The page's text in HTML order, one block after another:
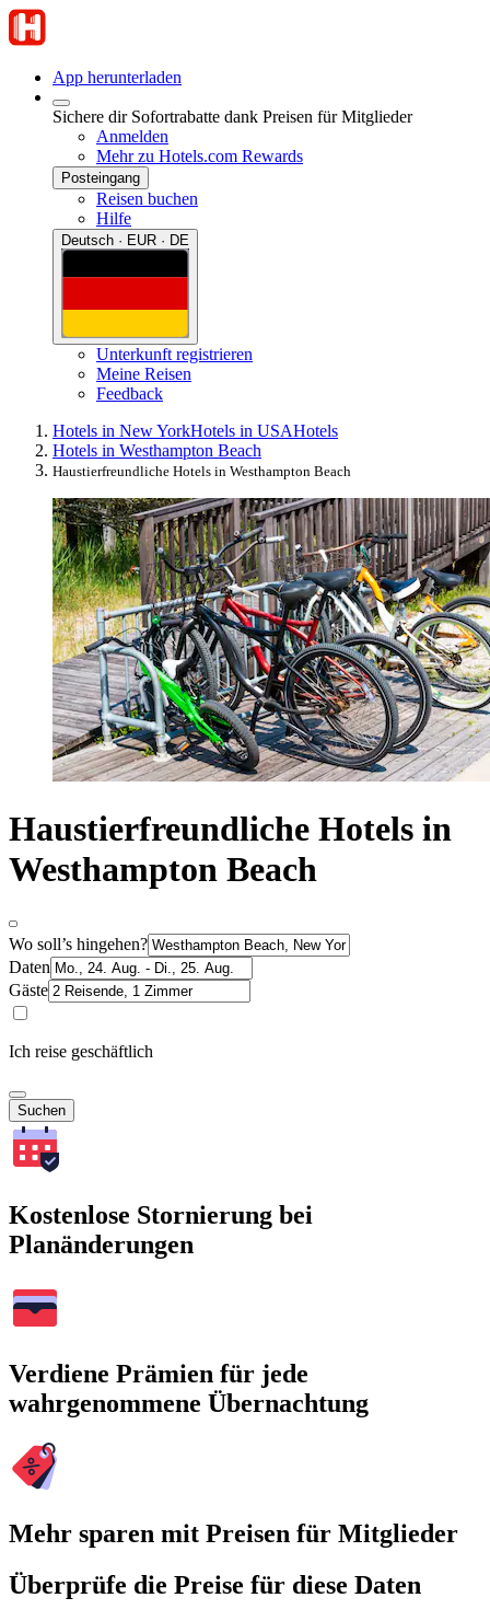
App herunterladen
Sichere dir Sofortrabatte dank Preisen für Mitglieder
Anmelden
Mehr zu Hotels.com Rewards
Posteingang
Reisen buchen
Hilfe
Deutsch · EUR · DE
Unterkunft registrieren
Meine Reisen
Feedback
Hotels in New YorkHotels in USAHotels
Hotels in Westhampton Beach
Haustierfreundliche Hotels in Westhampton Beach
Haustierfreundliche Hotels in
Westhampton Beach
Wo soll’s hingehen?
Daten
Gäste
Ich reise geschäftlich
Suchen
Kostenlose Stornierung bei
Planänderungen
Verdiene Prämien für jede
wahrgenommene Übernachtung
Mehr sparen mit Preisen für Mitglieder
Überprüfe die Preise für diese Daten